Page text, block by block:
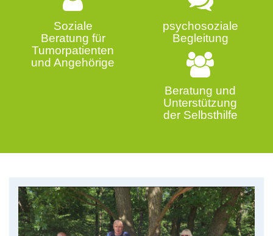
Soziale
Beratung für
Tumorpatienten
und Angehörige
psychosoziale
Begleitung
Beratung und
Unterstützung
der Selbsthilfe